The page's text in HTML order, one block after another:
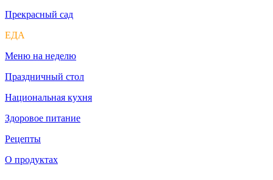
Прекрасный сад
ЕДА
Меню на неделю
Праздничный стол
Национальная кухня
Здоровое питание
Рецепты
О продуктах